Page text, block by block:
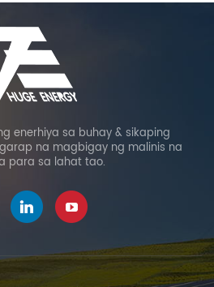
enerhiya sa buhay & sikaping
na magbigay ng malinis na
para sa lahat tao.